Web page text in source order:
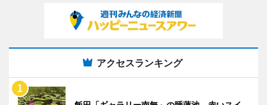
アクセスランキング